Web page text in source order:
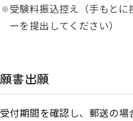
受験料振込控え（手もと
ーを提出してください）
願書出願
受付期間を確認し、郵送の